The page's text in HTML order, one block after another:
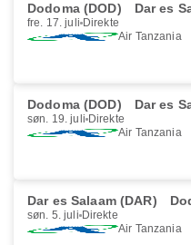
Dodoma (DOD) Dar es
fre. 17. juli Direkte
Air Tanzania
Dodoma (DOD) Dar es
søn. 19. juli Direkte
Air Tanzania
Dar es Salaam (DAR)
søn. 5. juli Direkte
Air Tanzania